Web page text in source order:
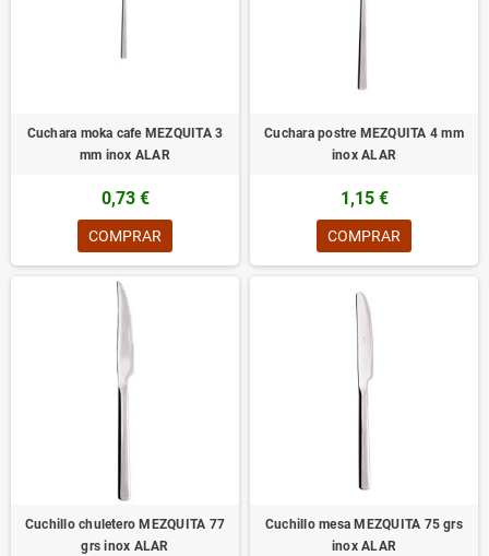
Cuchara moka cafe MEZQUITA 3
mm inox ALAR
0,73 €
COMPRAR
Cuchara postre MEZQUITA 4 mm
inox ALAR
1,15 €
COMPRAR
Cuchillo chuletero MEZQUITA 77
grs inox ALAR
Cuchillo mesa MEZQUITA 75 grs
inox ALAR